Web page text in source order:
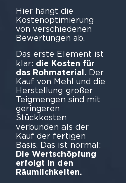
Hier hängt die
Kostenoptimierung
von verschiedenen
Bewertungen ab.
Das erste Element ist
klar: die Kosten für
das Rohmaterial.Der
Kauf von Mehl und die
Herstellung großer
Teigmengen sind mit
geringeren
Stückkosten
verbunden als der
Kauf der fertigen
Basis. Das ist normal:
Die Wertschöpfung
erfolgt in den
Räumlichkeiten.